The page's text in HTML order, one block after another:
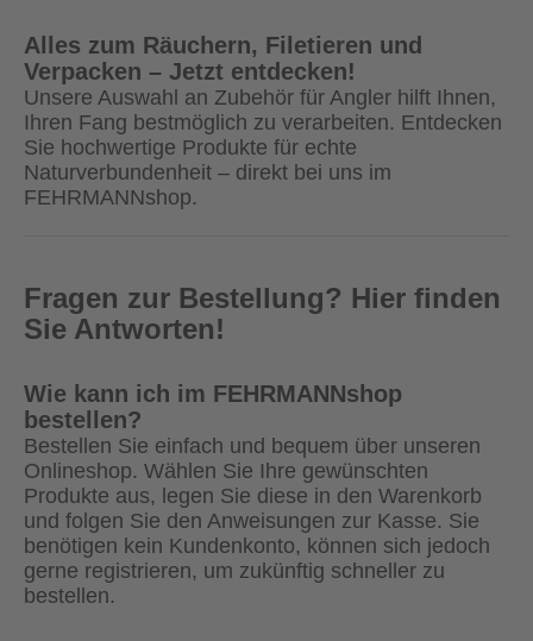
Alles zum Räuchern, Filetieren und
Verpacken – Jetzt entdecken!
Unsere Auswahl an Zubehör für Angler hilft Ihnen,
Ihren Fang bestmöglich zu verarbeiten. Entdecken
Sie hochwertige Produkte für echte
Naturverbundenheit – direkt bei uns im
FEHRMANNshop.
Fragen zur Bestellung? Hier finden
Sie Antworten!
Wie kann ich im FEHRMANNshop
bestellen?
Bestellen Sie einfach und bequem über unseren
Onlineshop. Wählen Sie Ihre gewünschten
Produkte aus, legen Sie diese in den Warenkorb
und folgen Sie den Anweisungen zur Kasse. Sie
benötigen kein Kundenkonto, können sich jedoch
gerne registrieren, um zukünftig schneller zu
bestellen.